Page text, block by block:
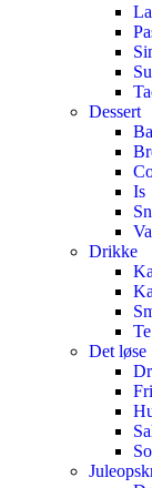
Dessert
Is
Drikke
Te
Det løse